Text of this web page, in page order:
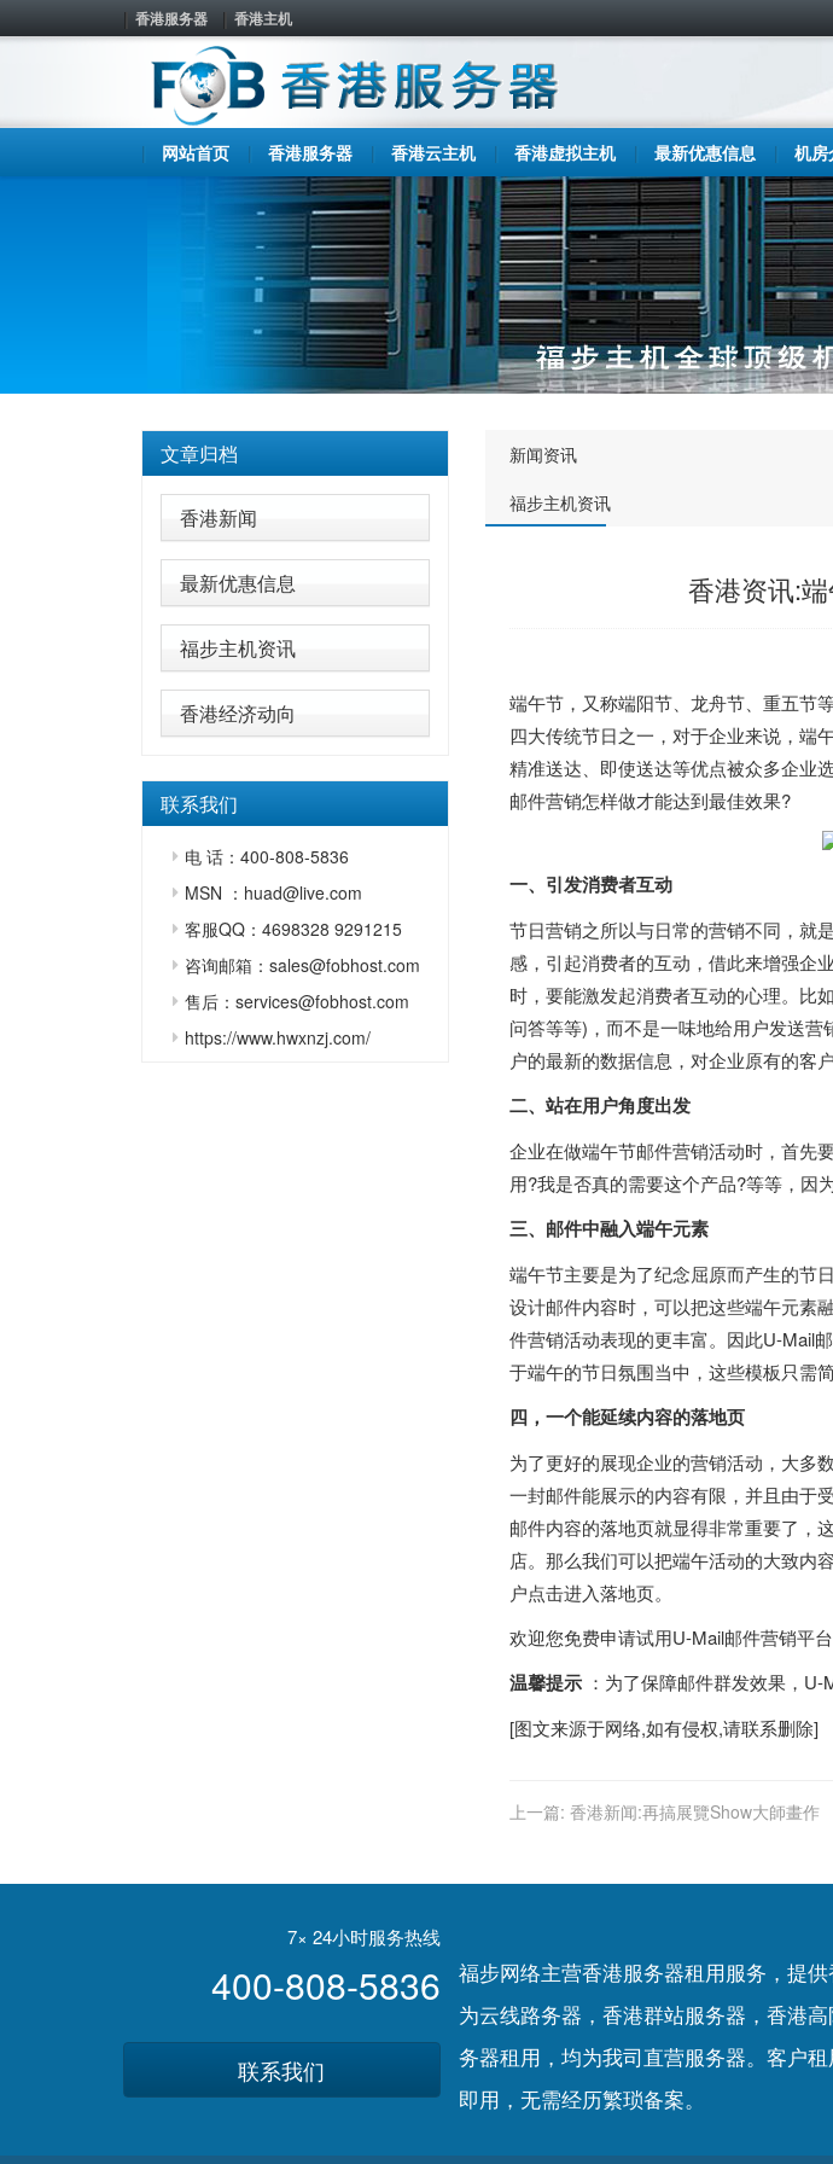
香港服务器 香港主机
网站首页 香港服务器 香港云主机 香港虚拟主机 最新优惠信息 机房
文章归档
香港新闻
最新优惠信息
福步主机资讯
香港经济动向
联系我们
电 话：400-808-5836
MSN ：huad@live.com
客服QQ：4698328 9291215
咨询邮箱：sales@fobhost.com
售后：services@fobhost.com
https://www.hwxnzj.com/
新闻资讯
福步主机资讯
香港资讯:
端午节，又称端阳节、龙舟节、重五节
四大传统节日之一，对于企业来说，端
精准送达、即使送达等优点被众多企业
邮件营销怎样做才能达到最佳效果?
一、引发消费者互动
节日营销之所以与日常的营销不同，就
感，引起消费者的互动，借此来增强企
时，要能激发起消费者互动的心理。比
问答等等)，而不是一味地给用户发送
户的最新的数据信息，对企业原有的客
二、站在用户角度出发
企业在做端午节邮件营销活动时，首先
用?我是否真的需要这个产品?等等，因
三、邮件中融入端午元素
端午节主要是为了纪念屈原而产生的节
设计邮件内容时，可以把这些端午元素
件营销活动表现的更丰富。因此U-Mail
于端午的节日氛围当中，这些模板只需
四，一个能延续内容的落地页
为了更好的展现企业的营销活动，大多
一封邮件能展示的内容有限，并且由于
邮件内容的落地页就显得非常重要了，
店。那么我们可以把端午活动的大致内
户点击进入落地页。
欢迎您免费申请试用U-Mail邮件营销平台
温馨提示 ：为了保障邮件群发效果，
[图文来源于网络,如有侵权,请联系删除]
上一篇: 香港新闻:再搞展覽Show大師畫
7× 24小时服务热线
400-808-5836
联系我们
福步网络主营香港服务器租用服务，提
为云线路务器，香港群站服务器，香港
务器租用，均为我司直营服务器。客户租
即用，无需经历繁琐备案。